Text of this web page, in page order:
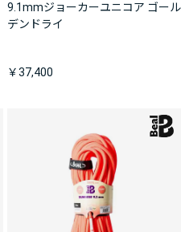
9.1mmジョーカーユニコア ゴール
デンドライ
￥37,400